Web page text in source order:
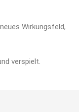
Wirkungsfeld,
verspielt.